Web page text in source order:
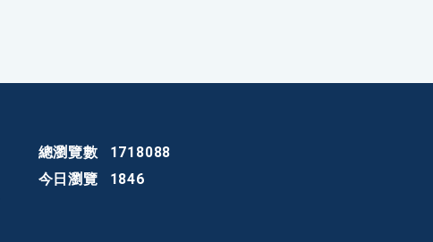
總瀏覽數
1718088
今日瀏覽
1846